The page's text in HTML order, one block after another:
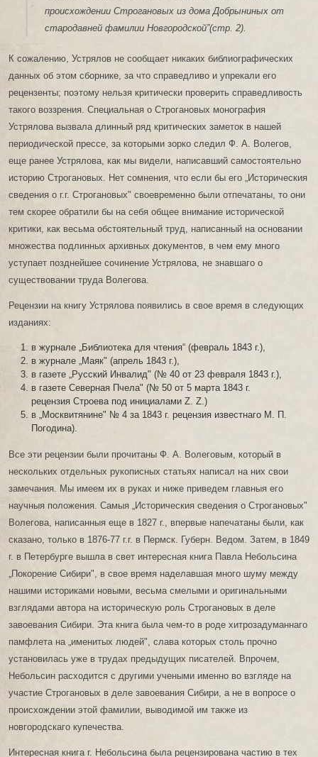
происхождении Строгановых из дома Добрыниных от
стародавней фамилии Новгородской”(стр. 2).
К сожалению, Устрялов не сообщает никаких библиографических
данных об этом сборнике, за что справедливо и упрекали его
рецензенты; поэтому нельзя критически проверить справедливость
такого воззрения. Специальная о Строгановых монография
Устрялова вызвала длинный ряд критических заметок в нашей
периодической прессе, за которыми зорко следил Ф. А. Волегов,
еще ранее Устрялова, как мы видели, написавший самостоятельно
историю Строгановых. Нет сомнения, что если бы его „Историческия
сведения о г.г. Строгановых" своевременно были отпечатаны, то они
тем скорее обратили бы на себя общее внимание исторической
критики, как весьма обстоятельный труд, написанный на основании
множества подлинных архивных документов, в чем ему много
уступает позднейшее сочинение Устрялова, не знавшаго о
существовании труда Волегова.
Рецензии на книгу Устрялова появились в свое время в следующих
изданиях:
в журнале „Библиотека для чтения“ (февраль 1843 г.),
в журнале „Маяк" (апрель 1843 г.),
в газете „Русский Инвалид" (№ 40 от 23 февраля 1843 г.),
в газете Северная Пчела" (№ 50 от 5 марта 1843 г.
рецензия Строева под инициалами Z. Z.)
в „Москвитянине" № 4 за 1843 г. рецензия известнаго М. П.
Погодина).
Все эти рецензии были прочитаны Ф. А. Волеговым, который в
нескольких отдельных рукописных статьях написал на них свои
замечания. Мы имеем их в руках и ниже приведем главныя его
научныя положения. Самыя „Историческия сведения о Строгановых"
Волегова, написанныя еще в 1827 г., впервые напечатаны были, как
сказано, только в 1876-77 г.г. в Пермск. Губерн. Ведом. Затем, в 1849
г. в Петербурге вышла в свет интересная книга Павла Небольсина
„Покорение Сибири", в свое время наделавшая много шуму между
нашими историками новыми, весьма смелыми и оригинальными
взглядами автора на историческую роль Строгановых в деле
завоевания Сибири. Эта книга была чем-то в роде хитрозадуманнаго
памфлета на „именитых людей", слава которых столь прочно
установилась уже в трудах предыдущих писателей. Впрочем,
Небольсин расходится с другими учеными именно во взгляде на
участие Строгановых в деле завоевания Сибири, а не в вопросе о
происхождении этой фамилии, выводимой им также из
новгородскаго купечества.
Интересная книга г. Небольсина была рецензирована частию в тех